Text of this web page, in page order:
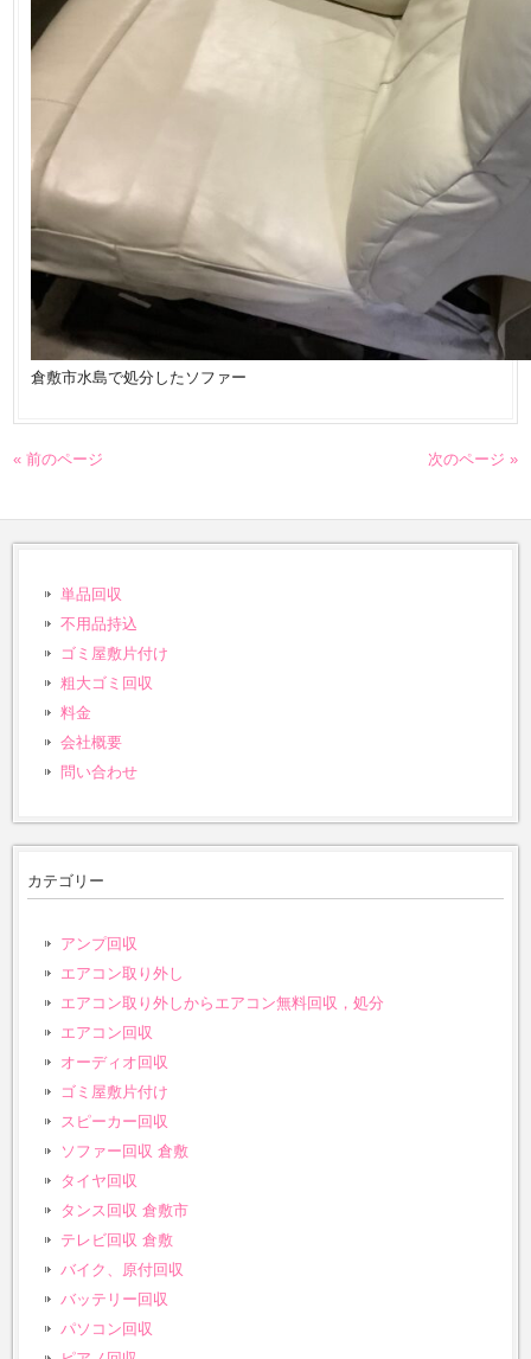
倉敷市水島で処分したソファー
« 前のページ 次のページ »
単品回収
不用品持込
ゴミ屋敷片付け
粗大ゴミ回収
料金
会社概要
問い合わせ
カテゴリー
アンプ回収
エアコン取り外し
エアコン取り外しからエアコン無料回収，処分
エアコン回収
オーディオ回収
ゴミ屋敷片付け
スピーカー回収
ソファー回収 倉敷
タイヤ回収
タンス回収 倉敷市
テレビ回収 倉敷
バイク、原付回収
バッテリー回収
パソコン回収